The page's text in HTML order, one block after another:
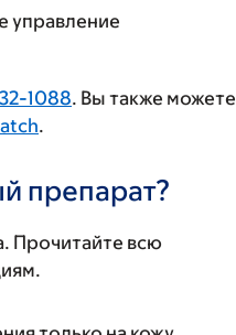
управление
1088. Вы также можете
.
препарат?
Прочитайте всю